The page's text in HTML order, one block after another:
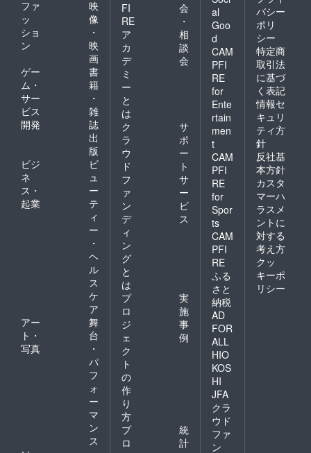
武器/防
具強化
に必要
な素材
は、強
化失敗
時にも
消費さ
す。
ファ
ッ
ショ
ン
映
像
・
映
画
ゲー
ム・
サー
ビス
開発
書
籍
・
雑
誌
出
版
ビジ
ネ
ス・
起業
ビ
ュ
ー
テ
ィ
ー
・
ヘ
ル
ス
ケ
ア
アー
ト・
写真
舞
台
・
パ
フ
ォ
ー
マ
ン
ス
FI
RE
ア
カ
デ
ミ
ー
と
は
会
・
相
談
会
ク
ラ
ウ
ド
フ
ァ
ン
デ
ィ
ン
グ
と
は
サ
ポ
ー
ト
サ
ー
ビ
ス
プ
ロ
ジ
ェ
ク
ト
の
作
り
方
実
施
事
例
プ
ロ
統
計
al
Goo
d
CAM
PFI
RE
for
Ente
rtain
men
t
CAM
PFI
RE
for
Spor
ts
CAM
PFI
RE
ふる
さと
納税
AD
FOR
ALL
HIO
KOS
HI
JFA
クラ
ウド
ファ
ン
バシー
ポリ
シー
特定商
取引法
に基づ
く表記
情報セ
キュリ
ティ方
針
反社基
本方針
カスタ
マーハ
ラスメ
ントに
対する
考え方
クッ
キーポ
リシー